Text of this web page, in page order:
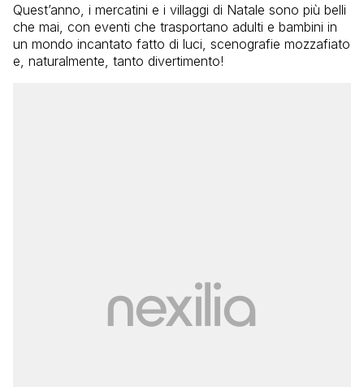
Quest’anno, i mercatini e i villaggi di Natale sono più belli
che mai, con eventi che trasportano adulti e bambini in
un mondo incantato fatto di luci, scenografie mozzafiato
e, naturalmente, tanto divertimento!